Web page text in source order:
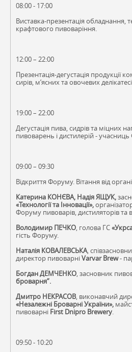
08:00 - 17:00
Виставка-презентація обладнання,
крафтового пивоваріння.
12:00 – 22:00
Презентація-дегустація продукції
сирів, м’ясних та овочевих
19:00 – 22:00
Дегустація пива, сидрів та міцних
пивоварень і дистилерій -
09:00 – 09:30
Відкриття Форуму. Вітання від
Катерина КОНЄВА, Надія ЯЩУК,
«Технології та Інновації»,
Форуму пивоварів, дистиляторів та
Володимир ПЕЧКО, голова ГС
гість Форуму.
Наталія КОВАЛЕВСЬКА,
директор пивоварніVarvar Brew-
Богдан ДЕМЧЕНКО, засновник
броварня”.
Дмитро НЕКРАСОВ, виконавчий
«Незалежні Броварні України»,
пивоварні First Dnipro Brewery.
09:50 - 10:20